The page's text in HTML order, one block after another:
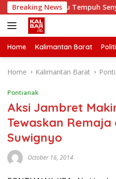
Skip
to
content
Breaking News
Waktu Tempuh Senyamu-
Home Kalimantan Barat
Home Kalimantan Barat
Pontianak
Aksi Jambret
Tewaskan Remaja
Suwignyo
October 16, 2014